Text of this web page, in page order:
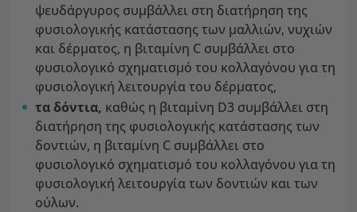
ψευδάργυρος συμβάλλει στη διατήρηση της
φυσιολογικής κατάστασης των μαλλιών, νυχιών
και δέρματος, η βιταμίνη C συμβάλλει στο
φυσιολογικό σχηματισμό του κολλαγόνου για τη
φυσιολογική λειτουργία του δέρματος,
τα δόντια, καθώς η βιταμίνη D3 συμβάλλει στη
διατήρηση της φυσιολογικής κατάστασης των
δοντιών, η βιταμίνη C συμβάλλει στο
φυσιολογικό σχηματισμό του κολλαγόνου για τη
φυσιολογική λειτουργία των δοντιών και των
ούλων.